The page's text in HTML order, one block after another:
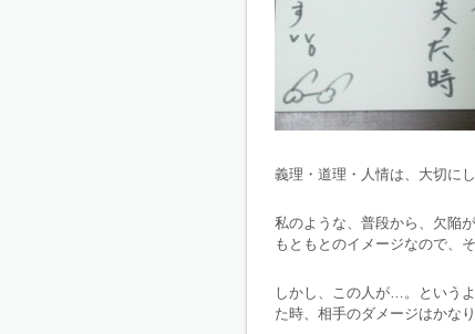
義理・道理・人情は、大切に
私のような、普段から、欠陥
もともとのイメージなので、
しかし、この人が…。という
た時、相手のダメージはかなり